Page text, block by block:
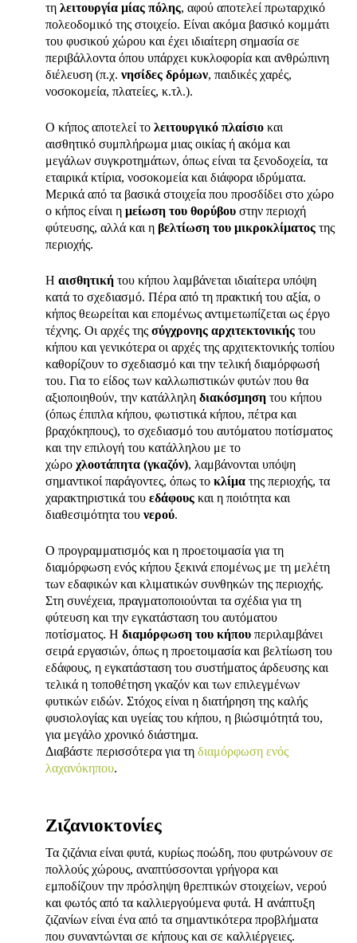
τη λειτουργία μίας πόλης, αφού αποτελεί πρωταρχικό
πολεοδομικό της στοιχείο. Είναι ακόμα βασικό κομμάτι
του φυσικού χώρου και έχει ιδιαίτερη σημασία σε
περιβάλλοντα όπου υπάρχει κυκλοφορία και ανθρώπινη
διέλευση (π.χ. νησίδες δρόμων, παιδικές χαρές,
νοσοκομεία, πλατείες, κ.τλ.).
Ο κήπος αποτελεί το λειτουργικό πλαίσιοκαι
αισθητικό συμπλήρωμα μιας οικίας ή ακόμα και
μεγάλων συγκροτημάτων, όπως είναι τα ξενοδοχεία, τα
εταιρικά κτίρια, νοσοκομεία και διάφορα ιδρύματα.
Μερικά από τα βασικά στοιχεία που προσδίδει στο χώρο
ο κήπος είναι η μείωση του θορύβουστην περιοχή
φύτευσης, αλλά και η βελτίωση του μικροκλίματοςτης
περιοχής.
Η αισθητικήτου κήπου λαμβάνεται ιδιαίτερα υπόψη
κατά το σχεδιασμό. Πέρα από τη πρακτική του αξία, ο
κήπος θεωρείται και επομένως αντιμετωπίζεται ως έργο
τέχνης. Οι αρχές της σύγχρονης αρχιτεκτονικήςτου
κήπου και γενικότερα οι αρχές της αρχιτεκτονικής τοπίου
καθορίζουν το σχεδιασμό και την τελική διαμόρφωσή
του. Για το είδος των καλλωπιστικών φυτών που θα
αξιοποιηθούν, την κατάλληλη διακόσμησητου κήπου
(όπως έπιπλα κήπου, φωτιστικά κήπου, πέτρα και
βραχόκηπους), το σχεδιασμό του αυτόματου ποτίσματος
και την επιλογή του κατάλληλου με το
χώρο χλοοτάπητα (γκαζόν), λαμβάνονται υπόψη
σημαντικοί παράγοντες, όπως το κλίματης περιοχής, τα
χαρακτηριστικά του εδάφουςκαι η ποιότητα και
διαθεσιμότητα του νερού.
Ο προγραμματισμός και η προετοιμασία για τη
διαμόρφωση ενός κήπου ξεκινά επομένως με τη μελέτη
των εδαφικών και κλιματικών συνθηκών της περιοχής.
Στη συνέχεια, πραγματοποιούνται τα σχέδια για τη
φύτευση και την εγκατάσταση του αυτόματου
ποτίσματος. Η διαμόρφωση του κήπουπεριλαμβάνει
σειρά εργασιών, όπως η προετοιμασία και βελτίωση του
εδάφους, η εγκατάσταση του συστήματος άρδευσης και
τελικά η τοποθέτηση γκαζόν και των επιλεγμένων
φυτικών ειδών. Στόχος είναι η διατήρηση της καλής
φυσιολογίας και υγείας του κήπου, η βιώσιμότητά του,
για μεγάλο χρονικό διάστημα.
Διαβάστε περισσότερα για τη διαμόρφωση ενός
λαχανόκηπου.
Ζιζανιοκτονίες
Τα ζιζάνια είναι φυτά, κυρίως ποώδη, που φυτρώνουν σε
πολλούς χώρους, αναπτύσσονται γρήγορα και
εμποδίζουν την πρόσληψη θρεπτικών στοιχείων, νερού
και φωτός από τα καλλιεργούμενα φυτά. Η ανάπτυξη
ζιζανίων είναι ένα από τα σημαντικότερα προβλήματα
που συναντώνται σε κήπους και σε καλλιέργειες.